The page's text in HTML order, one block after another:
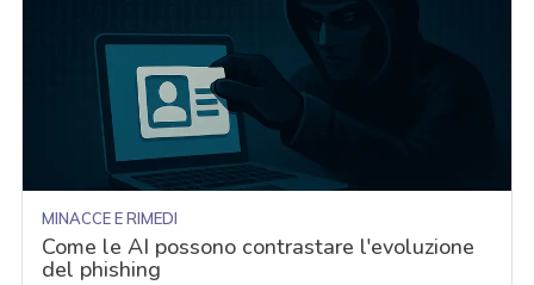
MINACCE E RIMEDI
Come le AI possono contrastare l'evoluzione
del phishing